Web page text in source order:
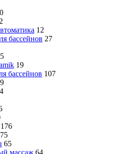
2
12
бассейнов 27
5
19
бассейнов 107
9
4
176
65